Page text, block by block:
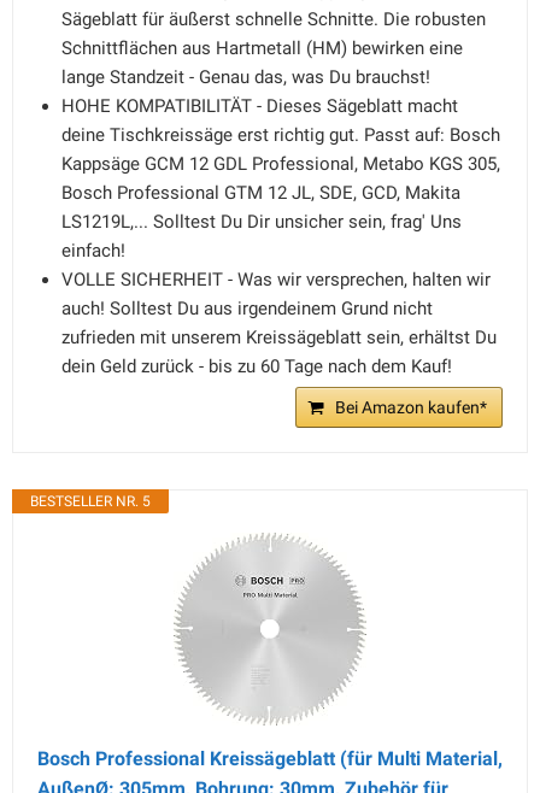
Sägeblatt für äußerst schnelle Schnitte. Die robusten
Schnittflächen aus Hartmetall (HM) bewirken eine
lange Standzeit - Genau das, was Du brauchst!
HOHE KOMPATIBILITÄT - Dieses Sägeblatt macht
deine Tischkreissäge erst richtig gut. Passt auf: Bosch
Kappsäge GCM 12 GDL Professional, Metabo KGS 305,
Bosch Professional GTM 12 JL, SDE, GCD, Makita
LS1219L,... Solltest Du Dir unsicher sein, frag' Uns
einfach!
VOLLE SICHERHEIT - Was wir versprechen, halten wir
auch! Solltest Du aus irgendeinem Grund nicht
zufrieden mit unserem Kreissägeblatt sein, erhältst Du
dein Geld zurück - bis zu 60 Tage nach dem Kauf!
Bei Amazon kaufen*
BESTSELLER NR. 5
Bosch Professional Kreissägeblatt (für Multi Material,